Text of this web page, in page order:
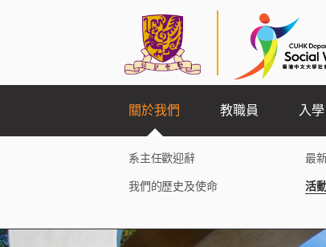
關於我們
系主任歡迎辭
我們的歷史及使命
最
活
教職員 入學